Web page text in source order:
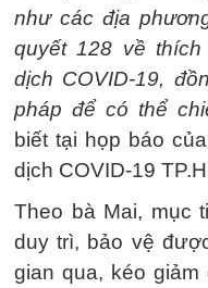
như các địa
quyết 128 về
dịch COVID-19,
pháp để có thể
biết tại họp báo
dịch COVID-19
Theo bà Mai, mục
duy trì, bảo vệ
gian qua, kéo